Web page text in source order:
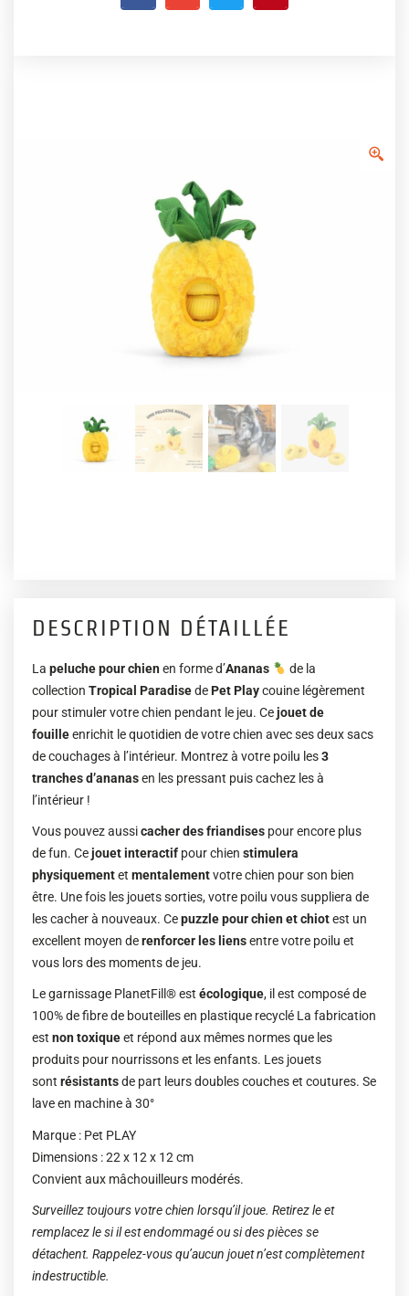
DESCRIPTION DÉTAILLÉE
La peluche pour chienen formed’Ananas
de la
collection Tropical ParadisedePet Playcouine légèrement
pour stimuler votre chien pendant le jeu. Cejouet de
fouilleenrichit le quotidien de votre chien avec ses deux sacs
de couchages à l’intérieur. Montrez à votre poilu les3
tranches d’ananasen les pressant puis cachez les à
l’intérieur !
Vous pouvez aussicacher des friandises pour encore plus
de fun. Cejouet interactif pour chien stimulera
physiquementet mentalementvotre chien pour son bien
être. Une fois les jouets sorties, votre poilu vous suppliera de
les cacher à nouveaux. Cepuzzle pour chien et chiotest un
excellent moyen derenforcer les liensentre votre poilu et
vous lors des moments de jeu.
Le garnissage PlanetFill® est écologique, il est composé de
100% de fibre de bouteilles en plastique recyclé La fabrication
est non toxiqueet répond aux mêmes normes que les
produits pour nourrissons et les enfants. Les jouets
sont résistantsde part leurs doubles couches et coutures. Se
lave en machine à 30°
Marque : Pet PLAY
Dimensions : 22 x 12 x 12 cm
Convient aux mâchouilleurs modérés.
Surveillez toujours votre chien lorsqu’il joue. Retirez le et
remplacez le si il est endommagé ou si des pièces se
détachent. Rappelez-vous qu’aucun jouet n’est complètement
indestructible.